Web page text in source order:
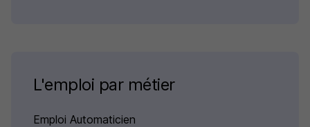
L'emploi par métier
Emploi Automaticien